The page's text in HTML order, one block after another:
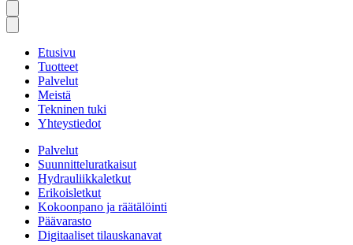
Etusivu
Tuotteet
Palvelut
Meistä
Tekninen tuki
Yhteystiedot
Palvelut
Suunnitteluratkaisut
Hydrauliikkaletkut
Erikoisletkut
Kokoonpano ja räätälöinti
Päävarasto
Digitaaliset tilauskanavat